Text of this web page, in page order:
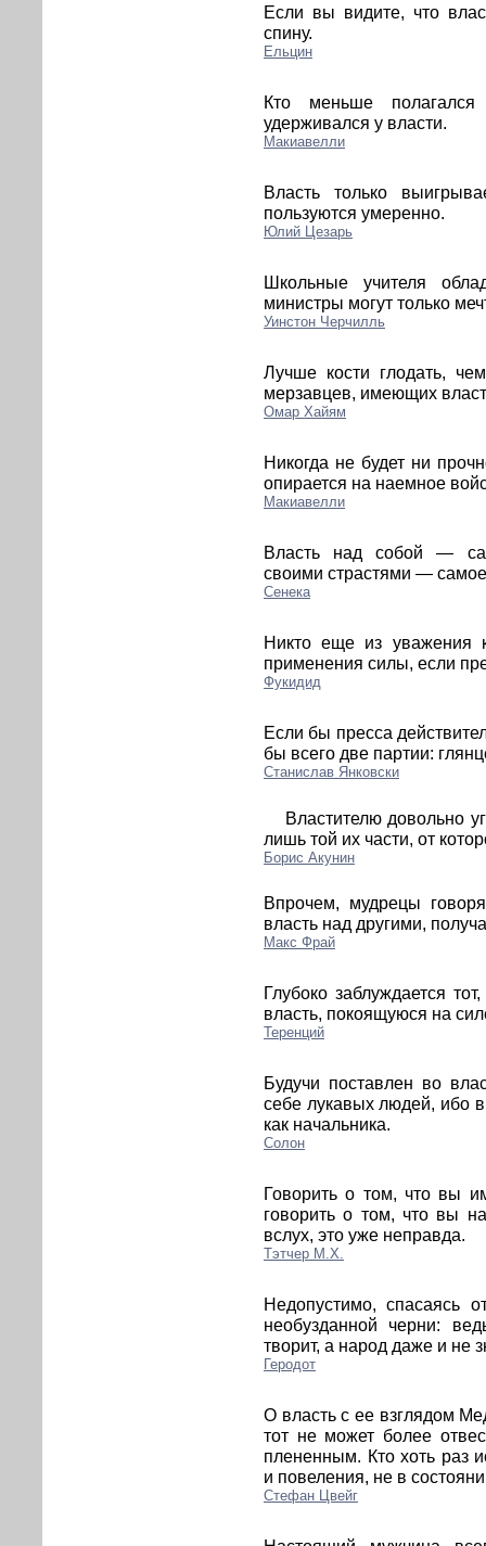
Если вы видите, что
спину.
Ельцин
Кто меньше
удерживался у власти.
Макиавелли
Власть только
пользуются умеренно.
Юлий Цезарь
Школьные учителя
министры могут только
Уинстон Черчилль
Лучше кости глодать,
мерзавцев, имеющих
Омар Хайям
Никогда не будет ни
опирается на наемное
Макиавелли
Власть над собой —
своими страстями —
Сенека
Никто еще из уважения
применения силы, если
Фукидид
Если бы пресса
бы всего две партии:
Станислав Янковски
Властителю довольно
лишь той их части, от
Борис Акунин
Впрочем, мудрецы
власть над другими,
Макс Фрай
Глубоко заблуждается
власть, покоящуюся на
Теренций
Будучи поставлен во
себе лукавых людей, ибо
как начальника.
Солон
Говорить о том, что вы
говорить о том, что вы
вслух, это уже неправда.
Тэтчер М.Х.
Недопустимо, спасаясь
необузданной черни:
творит, а народ даже и не
Геродот
О власть с ее взглядом
тот не может более
плененным. Кто хоть раз
и повеления, не в
Стефан Цвейг